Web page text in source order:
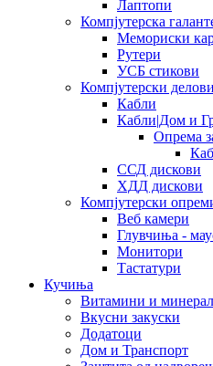
Лаптопи
Компјутерска
Мемориски
Рутери
УСБ стикови
Компјутерски делови
Кабли
Кабли|Дом и
Опрема
ССД дискови
ХДД дискови
Компјутерски
Веб камери
Глувчиња -
Монитори
Тастатури
Кучиња
Витамини и
Вкусни закуски
Додатоци
Дом и Транспорт